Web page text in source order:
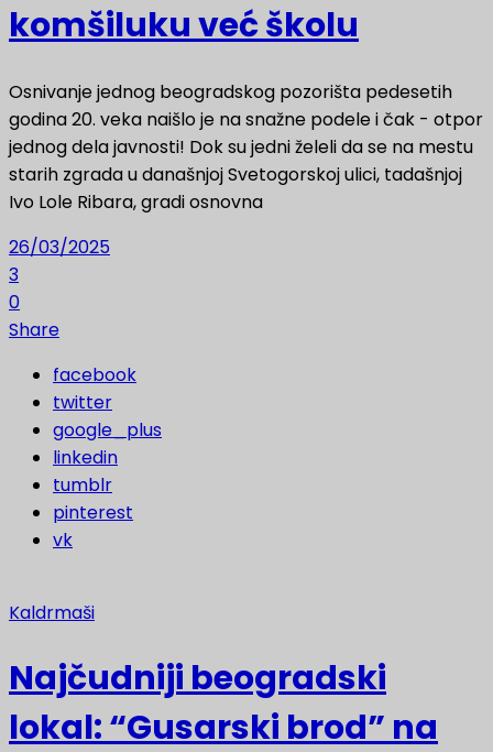
komšiluku već školu
Osnivanje jednog beogradskog pozorišta pedesetih
godina 20. veka naišlo je na snažne podele i čak - otpor
jednog dela javnosti! Dok su jedni želeli da se na mestu
starih zgrada u današnjoj Svetogorskoj ulici, tadašnjoj
Ivo Lole Ribara, gradi osnovna
26/03/2025
3
0
Share
facebook
twitter
google_plus
linkedin
tumblr
pinterest
vk
Kaldrmaši
Najčudniji beogradski
lokal: “Gusarski brod” na